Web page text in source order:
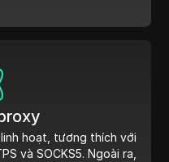
hoạt, tương thích với
và SOCKS5. Ngoài ra,